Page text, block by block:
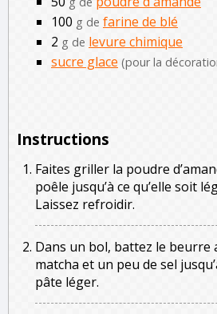
100 g de farine de blé
2 g de levure chimique
sucre glace (pour la
Instructions
Faites griller la poudre
poêle jusqu’à ce qu’elle soit
Laissez refroidir.
Dans un bol, battez le beurre
matcha et un peu de sel
pâte léger.